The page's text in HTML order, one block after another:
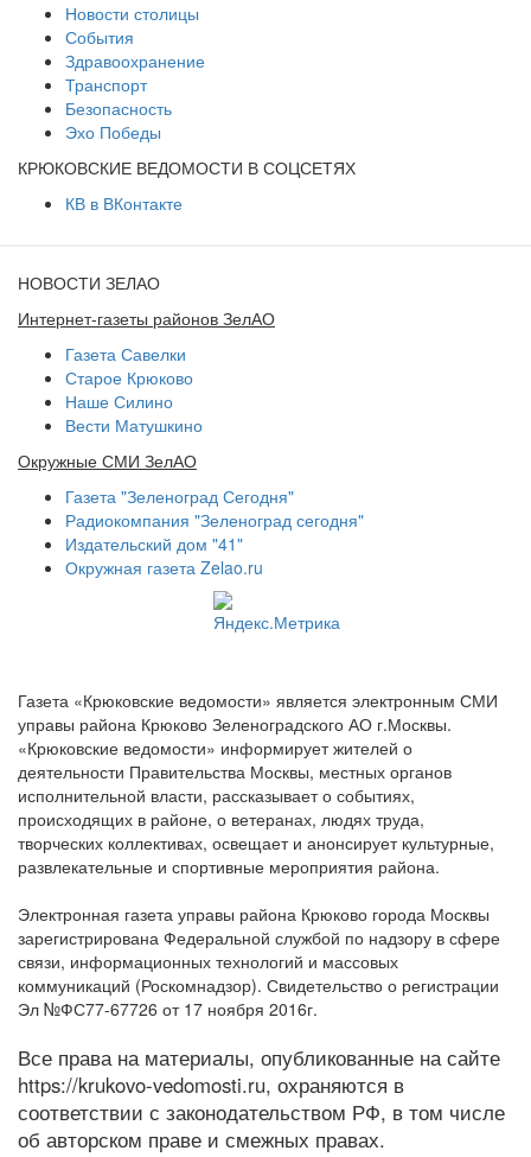
Новости столицы
События
Здравоохранение
Транспорт
Безопасность
Эхо Победы
КРЮКОВСКИЕ ВЕДОМОСТИ В СОЦСЕТЯХ
КВ в ВКонтакте
НОВОСТИ ЗЕЛАО
Интернет-газеты районов ЗелАО
Газета Савелки
Старое Крюково
Наше Силино
Вести Матушкино
Окружные СМИ ЗелАО
Газета "Зеленоград Сегодня"
Радиокомпания "Зеленоград сегодня"
Издательский дом "41"
Окружная газета Zelao.ru
Газета «Крюковские ведомости» является электронным СМИ
управы района Крюково Зеленоградского АО г.Москвы.
«Крюковские ведомости» информирует жителей о
деятельности Правительства Москвы, местных органов
исполнительной власти, рассказывает о событиях,
происходящих в районе, о ветеранах, людях труда,
творческих коллективах, освещает и анонсирует культурные,
развлекательные и спортивные мероприятия района.
Электронная газета управы района Крюково города Москвы
зарегистрирована Федеральной службой по надзору в сфере
связи, информационных технологий и массовых
коммуникаций (Роскомнадзор). Свидетельство о регистрации
Эл №ФС77-67726 от 17 ноября 2016г.
Все права на материалы, опубликованные на сайте
https://krukovo-vedomosti.ru, охраняются в
соответствии с законодательством РФ, в том числе
об авторском праве и смежных правах.